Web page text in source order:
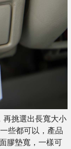
再挑選出長寬大小
些都可以，產品
膠墊寬，一樣可